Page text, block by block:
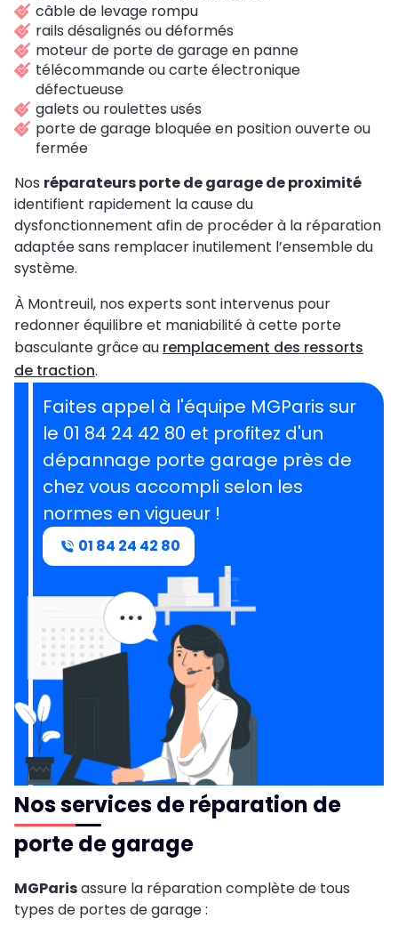
câble de levage rompu
rails désalignés ou déformés
moteur de porte de garage en panne
télécommande ou carte électronique
défectueuse
galets ou roulettes usés
porte de garage bloquée en position ouverte ou
fermée
Nos réparateurs porte de garage de proximité
identifient rapidement la cause du
dysfonctionnement afin de procéder à la réparation
adaptée sans remplacer inutilement l’ensemble du
système.
À Montreuil, nos experts sont intervenus pour
redonner équilibre et maniabilité à cette porte
basculante grâce au remplacement des ressorts
de traction.
Faites appel à l'équipe MGParis sur
le 01 84 24 42 80 et profitez d'un
dépannage porte garage près de
chez vous accompli selon les
normes en vigueur !
01 84 24 42 80
Nos services de réparation de
porte de garage
MGParisassure la réparation complète de tous
types de portes de garage :